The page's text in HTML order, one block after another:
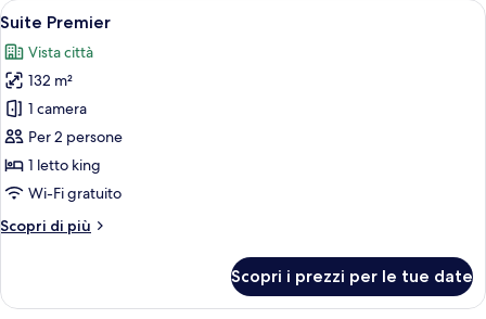
da
cucina
(Bungalow
9)
Apri
tutte
le
foto
per
Suite
Premier
Un ampio soggiorno con un
5
Suite Premier
Vista città
132 m²
1 camera
Per 2 persone
1 letto king
Wi-Fi gratuito
Scopri di più
Altri
Premier
Scopri i prezzi per le tue date